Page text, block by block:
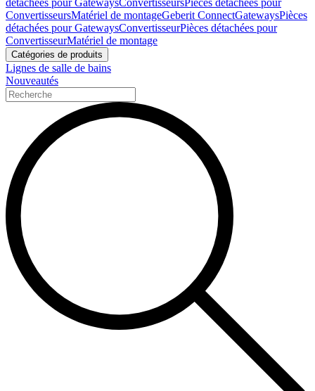
détachées pour GatewaysConvertisseursPièces détachées pour
ConvertisseursMatériel de montageGeberit ConnectGatewaysPièces
détachées pour GatewaysConvertisseurPièces détachées pour
ConvertisseurMatériel de montage
Catégories de produits
Lignes de salle de bains
Nouveautés